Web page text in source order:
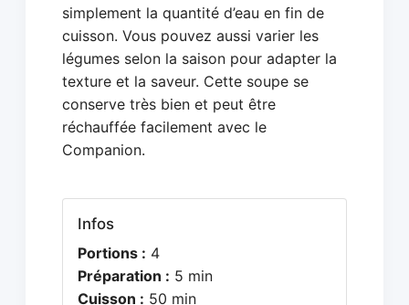
simplement la quantité d’eau en fin de
cuisson. Vous pouvez aussi varier les
légumes selon la saison pour adapter la
texture et la saveur. Cette soupe se
conserve très bien et peut être
réchauffée facilement avec le
Companion.
Infos
Portions : 4
Préparation : 5 min
Cuisson : 50 min